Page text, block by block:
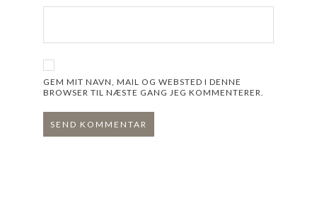
GEM MIT NAVN, MAIL OG WEBSTED I DENNE
BROWSER TIL NÆSTE GANG JEG KOMMENTERER.